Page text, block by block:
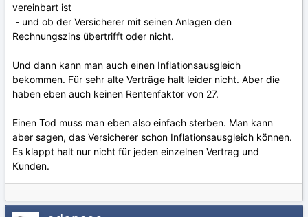
vereinbart ist
- und ob der Versicherer mit seinen Anlagen den
Rechnungszins übertrifft oder nicht.
Und dann kann man auch einen Inflationsausgleich
bekommen. Für sehr alte Verträge halt leider nicht. Aber die
haben eben auch keinen Rentenfaktor von 27.
Einen Tod muss man eben also einfach sterben. Man kann
aber sagen, das Versicherer schon Inflationsausgleich können.
Es klappt halt nur nicht für jeden einzelnen Vertrag und
Kunden.